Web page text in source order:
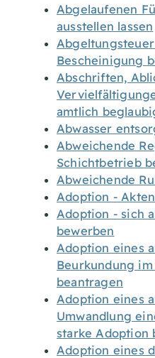
Abgelaufenen
ausstellen lassen
Bescheinigung
Abschriften,
amtlich
Abwasser
Abweichende
Schichtbetrieb
Abweichende
Adoption -
Adoption - sich
bewerben
Adoption eines
Beurkundung
beantragen
Adoption eines
Umwandlung
starke Adoption
Adoption eines